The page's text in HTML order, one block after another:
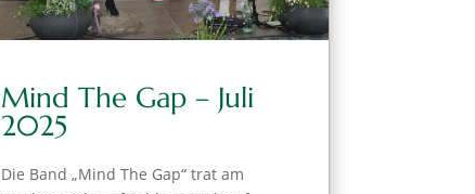
Mind The Gap – Juli
2025
Die Band „Mind The Gap“ trat am